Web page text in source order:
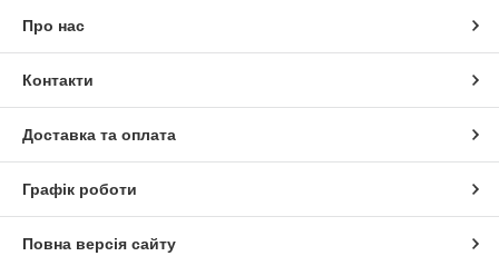
Про нас
Контакти
Доставка та оплата
Графік роботи
Повна версія сайту